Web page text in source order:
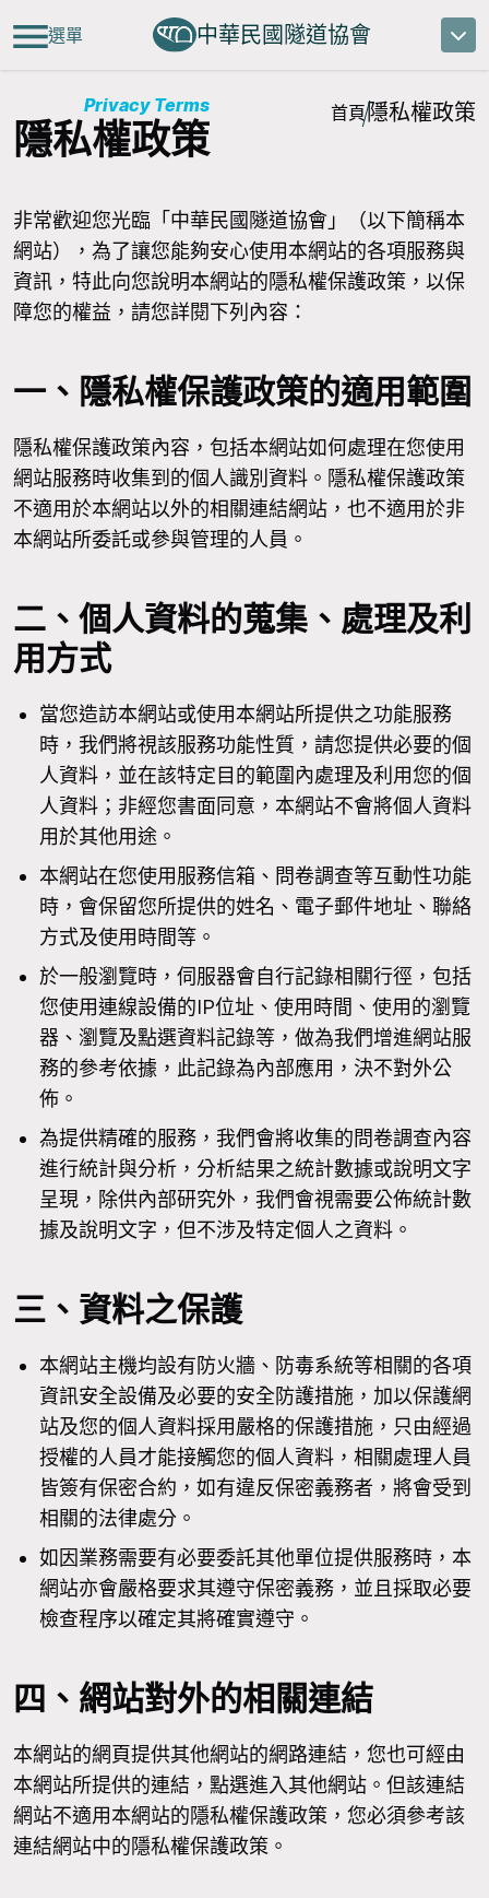
選單 中華民國隧道協會
首頁隱私權政策
Privacy Terms
隱私權政策
非常歡迎您光臨「中華民國隧道協會」（以下簡稱本
網站），為了讓您能夠安心使用本網站的各項服務與
資訊，特此向您說明本網站的隱私權保護政策，以保
障您的權益，請您詳閱下列內容：
一、隱私權保護政策的適用範圍
隱私權保護政策內容，包括本網站如何處理在您使用
網站服務時收集到的個人識別資料。隱私權保護政策
不適用於本網站以外的相關連結網站，也不適用於非
本網站所委託或參與管理的人員。
二、個人資料的蒐集、處理及利
用方式
當您造訪本網站或使用本網站所提供之功能服務
時，我們將視該服務功能性質，請您提供必要的個
人資料，並在該特定目的範圍內處理及利用您的個
人資料；非經您書面同意，本網站不會將個人資料
用於其他用途。
本網站在您使用服務信箱、問卷調查等互動性功能
時，會保留您所提供的姓名、電子郵件地址、聯絡
方式及使用時間等。
於一般瀏覽時，伺服器會自行記錄相關行徑，包括
您使用連線設備的IP位址、使用時間、使用的瀏覽
器、瀏覽及點選資料記錄等，做為我們增進網站服
務的參考依據，此記錄為內部應用，決不對外公
佈。
為提供精確的服務，我們會將收集的問卷調查內容
進行統計與分析，分析結果之統計數據或說明文字
呈現，除供內部研究外，我們會視需要公佈統計數
據及說明文字，但不涉及特定個人之資料。
三、資料之保護
本網站主機均設有防火牆、防毒系統等相關的各項
資訊安全設備及必要的安全防護措施，加以保護網
站及您的個人資料採用嚴格的保護措施，只由經過
授權的人員才能接觸您的個人資料，相關處理人員
皆簽有保密合約，如有違反保密義務者，將會受到
相關的法律處分。
如因業務需要有必要委託其他單位提供服務時，本
網站亦會嚴格要求其遵守保密義務，並且採取必要
檢查程序以確定其將確實遵守。
四、網站對外的相關連結
本網站的網頁提供其他網站的網路連結，您也可經由
本網站所提供的連結，點選進入其他網站。但該連結
網站不適用本網站的隱私權保護政策，您必須參考該
連結網站中的隱私權保護政策。